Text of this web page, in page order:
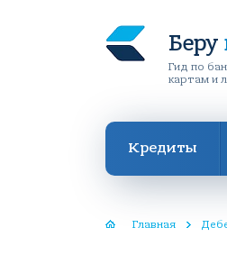
Беру
Гид по
картам и
Кредиты
Главная